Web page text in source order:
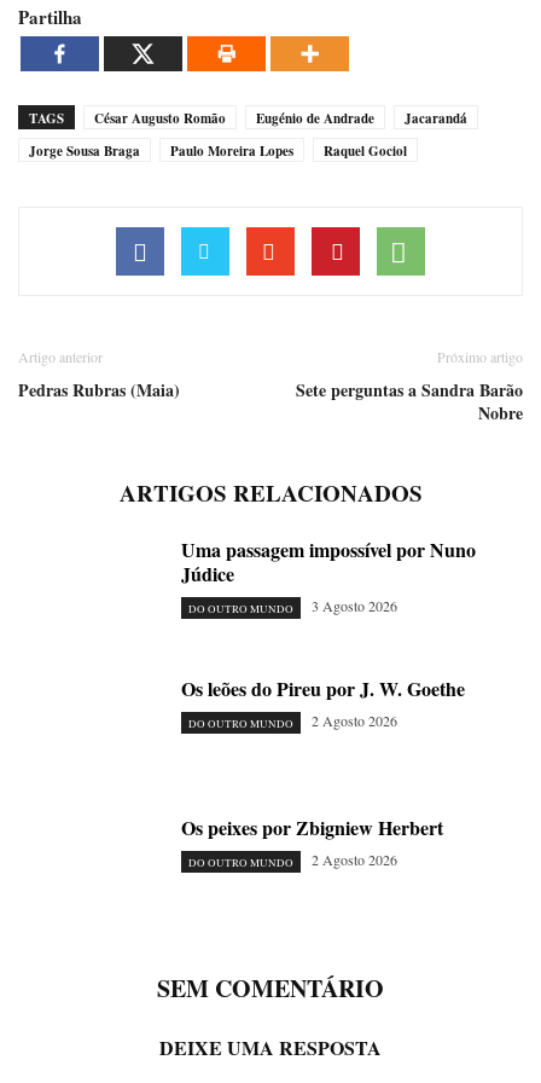
Partilha
TAGS César Augusto Romão Eugénio de Andrade
Jacarandá
Jorge Sousa Braga
Paulo Moreira Lopes Raquel Gociol
Artigo anterior
Pedras Rubras (Maia)
Próximo artigo
Sete perguntas a Sandra Barão
Nobre
ARTIGOS RELACIONADOS
Uma passagem impossível por Nuno
Júdice
DO OUTRO MUNDO 3 Agosto 2026
Os leões do Pireu por J. W. Goethe
DO OUTRO MUNDO 2 Agosto 2026
Os peixes por Zbigniew Herbert
DO OUTRO MUNDO 2 Agosto 2026
SEM COMENTÁRIO
DEIXE UMA RESPOSTA